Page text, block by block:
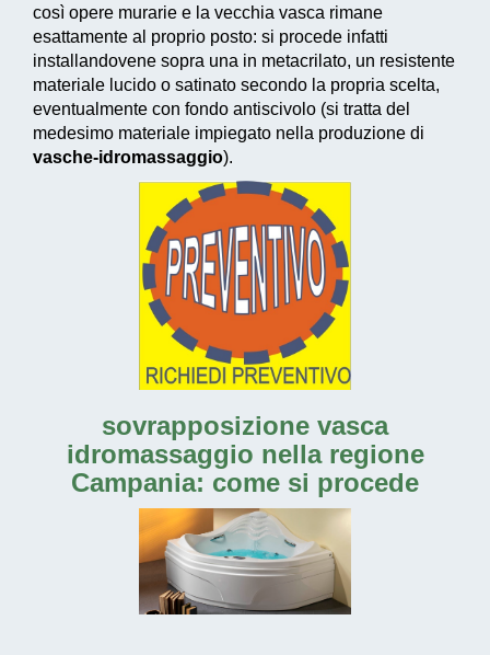
così opere murarie e la vecchia vasca rimane
esattamente al proprio posto: si procede infatti
installandovene sopra una in metacrilato, un resistente
materiale lucido o satinato secondo la propria scelta,
eventualmente con fondo antiscivolo (si tratta del
medesimo materiale impiegato nella produzione di
vasche-idromassaggio).
sovrapposizione vasca
idromassaggio nella regione
Campania: come si procede